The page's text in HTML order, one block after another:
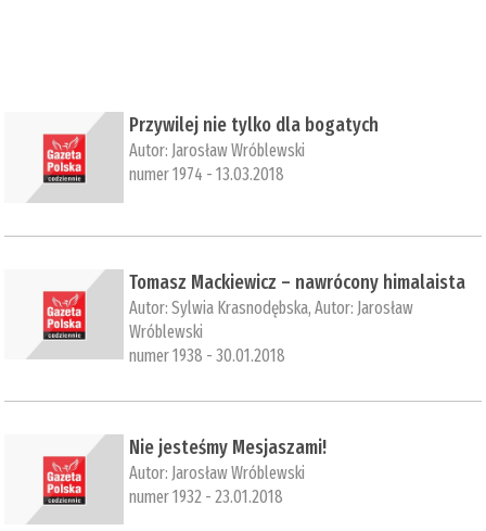
Przywilej nie tylko dla bogatych
Autor: Jarosław Wróblewski
numer 1974 - 13.03.2018
Tomasz Mackiewicz – nawrócony himalaista
Autor:Sylwia Krasnodębska, Autor: Jarosław
Wróblewski
numer 1938 - 30.01.2018
Nie jesteśmy Mesjaszami!
Autor: Jarosław Wróblewski
numer 1932 - 23.01.2018